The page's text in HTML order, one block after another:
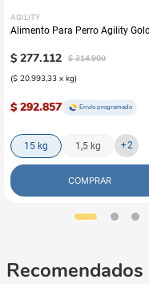
AGILITY
Alimento Para Perro Agility Gold
$ 277.112 $ 314.900
($ 20.993,33 x kg)
$ 292.857 Envío programado
15 kg 1,5 kg +2
COMPRAR
Recomendados